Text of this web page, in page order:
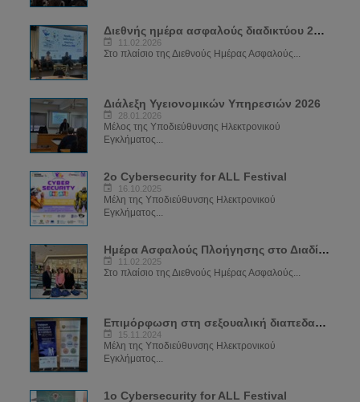
Διεθνής ημέρα ασφαλούς διαδικτύου 2026
11.02.2026
Στο πλαίσιο της Διεθνούς Ημέρας Ασφαλούς...
Διάλεξη Υγειονομικών Υπηρεσιών 2026
28.01.2026
Μέλος της Υποδιεύθυνσης Ηλεκτρονικού
Εγκλήματος...
2ο Cybersecurity for ALL Festival
16.10.2025
Μέλη της Υποδιεύθυνσης Ηλεκτρονικού
Εγκλήματος...
Ημέρα Ασφαλούς Πλοήγησης στο Διαδίκτυο 2025
11.02.2025
Στο πλαίσιο της Διεθνούς Ημέρας Ασφαλούς...
Επιμόρφωση στη σεξουαλική διαπεδαγώγιση για το φαινόμενο του Sexting
15.11.2024
Μέλη της Υποδιεύθυνσης Ηλεκτρονικού
Εγκλήματος...
1ο Cybersecurity for ALL Festival